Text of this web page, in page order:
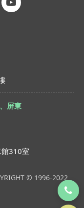
屏東
310室
© 1996-2022